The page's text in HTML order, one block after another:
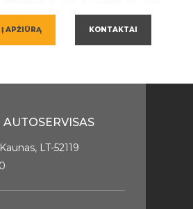
APŽIŪRĄ KONTAKTAI
LT-52119